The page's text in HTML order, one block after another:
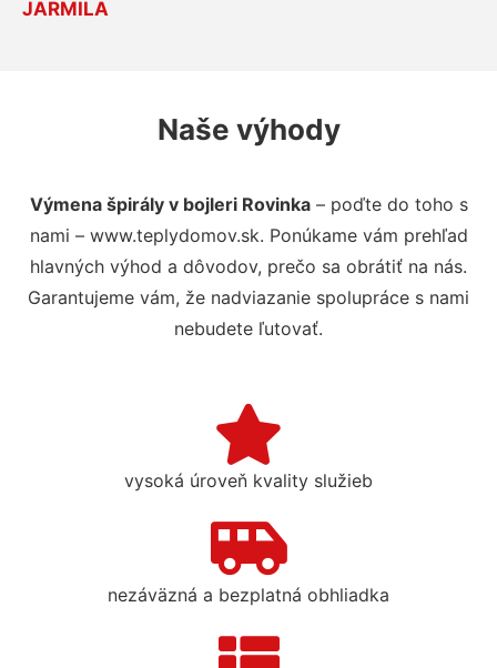
JARMILA
Naše výhody
Výmena špirály v bojleri Rovinka– poďte do toho s
nami – www.teplydomov.sk. Ponúkame vám prehľad
hlavných výhod a dôvodov, prečo sa obrátiť na nás.
Garantujeme vám, že nadviazanie spolupráce s nami
nebudete ľutovať.
vysoká úroveň kvality služieb
nezáväzná a bezplatná obhliadka